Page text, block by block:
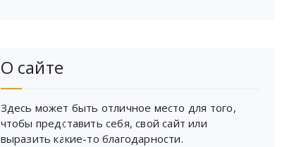
О сайте
Здесь может быть отличное место для того,
чтобы представить себя, свой сайт или
выразить какие-то благодарности.